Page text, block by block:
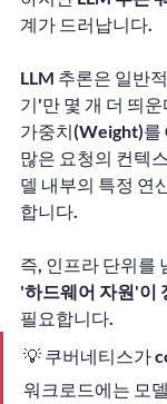
계가 드러납니다.
LLM 추론은 일반
기'만 몇 개 더 띄
가중치(Weight)를
많은 요청의 컨텍
델 내부의 특정 연
합니다.
즉, 인프라 단위를
'하드웨어 자원'이
필요합니다.
💡 쿠버네티스가
워크로드에는 모